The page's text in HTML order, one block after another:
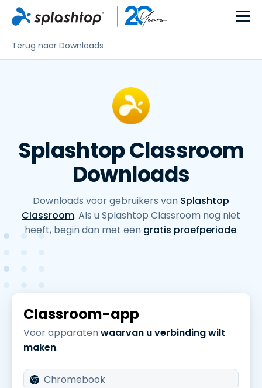
Terug naar Downloads
Splashtop Classroom
Downloads
Downloads voor gebruikers van Splashtop
Classroom. Als u Splashtop Classroom nog niet
heeft, begin dan met een gratis proefperiode.
Classroom-app
Voor apparatenwaarvan u verbinding wilt
maken.
Chromebook